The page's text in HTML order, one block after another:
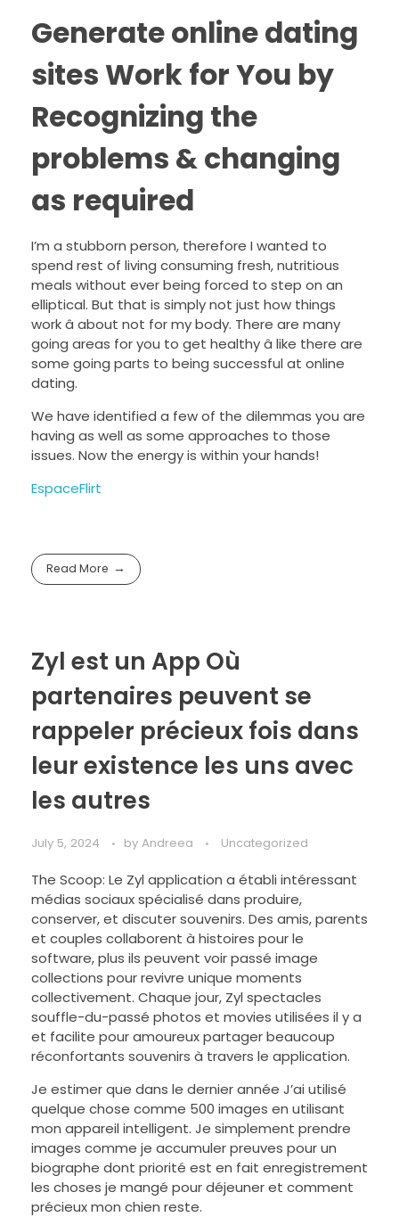
Generate online dating
sites Work for You by
Recognizing the
problems & changing
as required
I’m a stubborn person, therefore I wanted to
spend rest of living consuming fresh, nutritious
meals without ever being forced to step on an
elliptical. But that is simply not just how things
work â about not for my body. There are many
going areas for you to get healthy â like there are
some going parts to being successful at online
dating.
We have identified a few of the dilemmas you are
having as well as some approaches to those
issues. Now the energy is within your hands!
EspaceFlirt
Read More
Zyl est un App Où
partenaires peuvent se
rappeler précieux fois dans
leur existence les uns avec
les autres
July 5, 2024 by Andreea Uncategorized
The Scoop: Le Zyl application a établi intéressant
médias sociaux spécialisé dans produire,
conserver, et discuter souvenirs. Des amis, parents
et couples collaborent à histoires pour le
software, plus ils peuvent voir passé image
collections pour revivre unique moments
collectivement. Chaque jour, Zyl spectacles
souffle-du-passé photos et movies utilisées il y a
et facilite pour amoureux partager beaucoup
réconfortants souvenirs à travers le application.
Je estimer que dans le dernier année J’ai utilisé
quelque chose comme 500 images en utilisant
mon appareil intelligent. Je simplement prendre
images comme je accumuler preuves pour un
biographe dont priorité est en fait enregistrement
les choses je mangé pour déjeuner et comment
précieux mon chien reste.